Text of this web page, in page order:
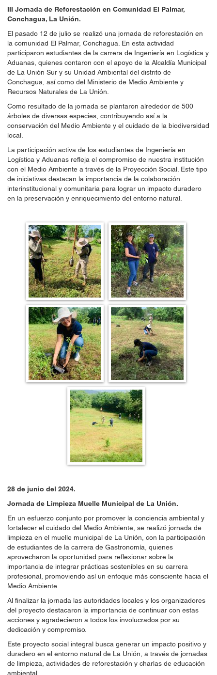
III Jornada de Reforestación en Comunidad El Palmar,
Conchagua, La Unión.
El pasado 12 de julio se realizó una jornada de reforestación en
la comunidad El Palmar, Conchagua. En esta actividad
participaron estudiantes de la carrera de Ingeniería en Logística y
Aduanas, quienes contaron con el apoyo de la Alcaldía Municipal
de La Unión Sur y su Unidad Ambiental del distrito de
Conchagua, así como del Ministerio de Medio Ambiente y
Recursos Naturales de La Unión.
Como resultado de la jornada se plantaron alrededor de 500
árboles de diversas especies, contribuyendo así a la
conservación del Medio Ambiente y el cuidado de la biodiversidad
local.
La participación activa de los estudiantes de Ingeniería en
Logística y Aduanas refleja el compromiso de nuestra institución
con el Medio Ambiente a través de la Proyección Social. Este tipo
de iniciativas destacan la importancia de la colaboración
interinstitucional y comunitaria para lograr un impacto duradero
en la preservación y enriquecimiento del entorno natural.
28 de junio del 2024.
Jornada de Limpieza Muelle Municipal de La Unión.
En un esfuerzo conjunto por promover la conciencia ambiental y
fortalecer el cuidado del Medio Ambiente, se realizó jornada de
limpieza en el muelle municipal de La Unión, con la participación
de estudiantes de la carrera de Gastronomía, quienes
aprovecharon la oportunidad para reflexionar sobre la
importancia de integrar prácticas sostenibles en su carrera
profesional, promoviendo así un enfoque más consciente hacia el
Medio Ambiente.
Al finalizar la jornada las autoridades locales y los organizadores
del proyecto destacaron la importancia de continuar con estas
acciones y agradecieron a todos los involucrados por su
dedicación y compromiso.
Este proyecto social integral busca generar un impacto positivo y
duradero en el entorno natural de La Unión, a través de jornadas
de limpieza, actividades de reforestación y charlas de educación
ambiental.